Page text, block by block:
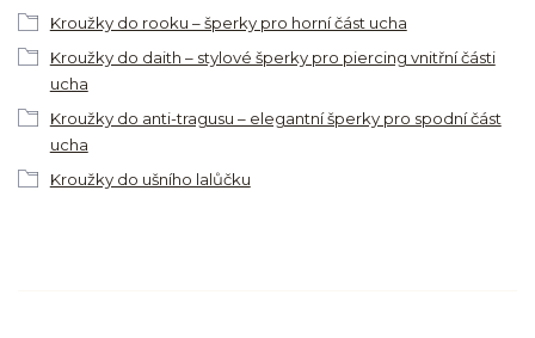
Kroužky do rooku – šperky pro horní část ucha
Kroužky do daith – stylové šperky pro piercing vnitřní části
ucha
Kroužky do anti-tragusu – elegantní šperky pro spodní část
ucha
Kroužky do ušního lalůčku